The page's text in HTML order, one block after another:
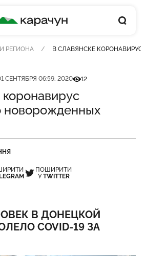
РЕГИОНА В СЛАВЯНСКЕ
СЕНТЯБРЯ 06:59, 2020Кількість переглядів
12
новорожденных
ПОШИРИТИ
УTWITTER
В ДОНЕЦКОЙ
COVID-19 ЗА